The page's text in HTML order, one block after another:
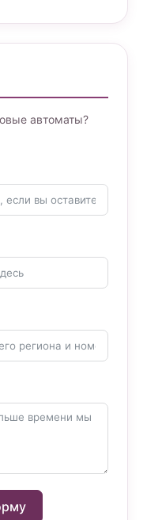
автоматы?